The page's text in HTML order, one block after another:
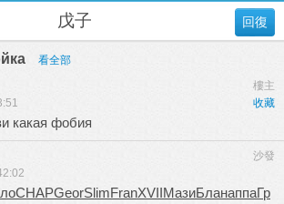
回復
戊子
看全部
樓主
收藏
какая фобия
沙發
CHAPGeorSlimFranXVIIМазиБланаппаГр